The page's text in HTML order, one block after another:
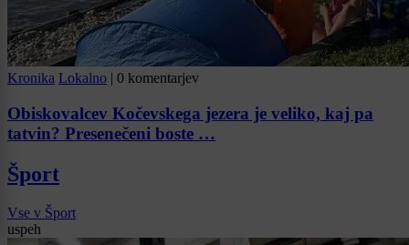
Kronika Lokalno | 0 komentarjev
Obiskovalcev Kočevskega jezera je veliko, kaj pa
tatvin? Presenečeni boste …
Šport
Vse v Šport
uspeh